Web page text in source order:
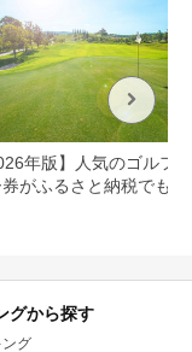
年版】人気のゴルフ
券がふるさと納税でもら
グから探す
ング